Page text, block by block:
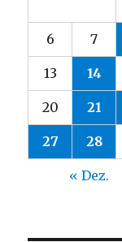
6 7
13 14
20 21
27 28
« Dez.